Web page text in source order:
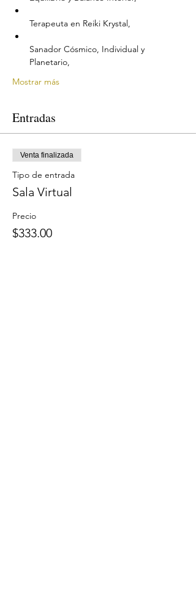
Sanador Cósmico, Individual y
Mostrar más
Entradas
Venta finalizada
Tipo de entrada
Sala Virtual
Precio
$333.00